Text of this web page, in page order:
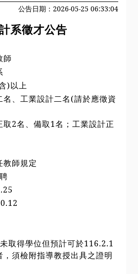
公告日期：2026-05-25 06:33:04
系徵才公告
師
)以上
、工業設計二名(請於應徵資
2名、備取1名；工業設計正
教師規定
取得學位但預計可於116.2.1
須檢附指導教授出具之證明